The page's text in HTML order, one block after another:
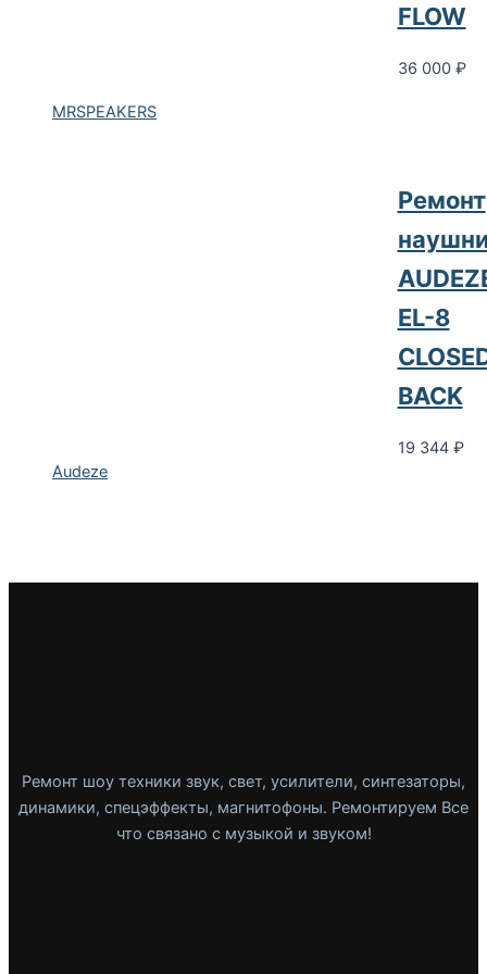
MRSPEAKERS
FLOW
36 000 ₽
Audeze
Ремонт
EL-8
BACK
19 344 ₽
Ремонт шоу техники звук, свет, усилители, синтезаторы,
динамики, спецэффекты, магнитофоны. Ремонтируем Все
что связано с музыкой и звуком!